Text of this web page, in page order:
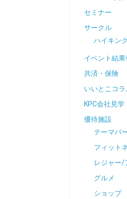
セミナー
サークル
ハイキン
イベント結
共済・保険
いいとこコラ
KPC会社見学
優待施設
テーマパ
フィット
レジャー/
グルメ
ショップ